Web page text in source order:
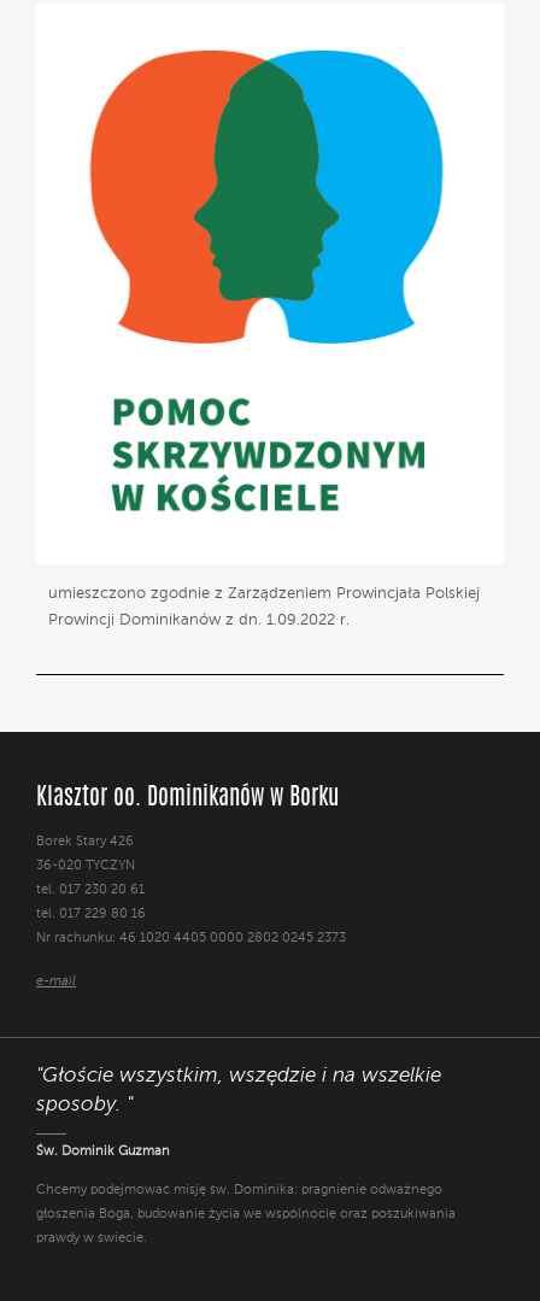
umieszczono zgodnie z Zarządzeniem Prowincjała Polskiej
Prowincji Dominikanów z dn. 1.09.2022 r.
Klasztor oo. Dominikanów w Borku
Borek Stary 426
36-020 TYCZYN
tel. 017 230 20 61
tel. 017 229 80 16
Nr rachunku: 46 1020 4405 0000 2802 0245 2373
e-mail
"Głoście wszystkim, wszędzie i na wszelkie
sposoby. "
Św. Dominik Guzman
Chcemy podejmować misję św. Dominika: pragnienie odważnego
głoszenia Boga, budowanie życia we wspólnocie oraz poszukiwania
prawdy w świecie.